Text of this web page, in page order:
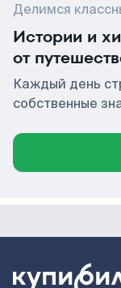
Делимся
Истории и
от
Каждый день
собственные